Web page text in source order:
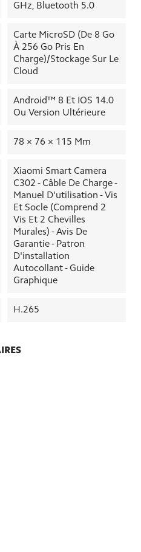
GHz, Bluetooth 5.0
Carte MicroSD (de 8 Go
À 256 Go Pris En
Charge)/stockage Sur Le
Cloud
Android™ 8 Et IOS 14.0
Ou Version Ultérieure
78 × 76 × 115 Mm
Xiaomi Smart Camera
C302 - Câble De Charge -
Manuel D'utilisation - Vis
Et Socle (comprend 2
Vis Et 2 Chevilles
Murales) - Avis De
Garantie - Patron
D'installation
Autocollant - Guide
Graphique
H.265